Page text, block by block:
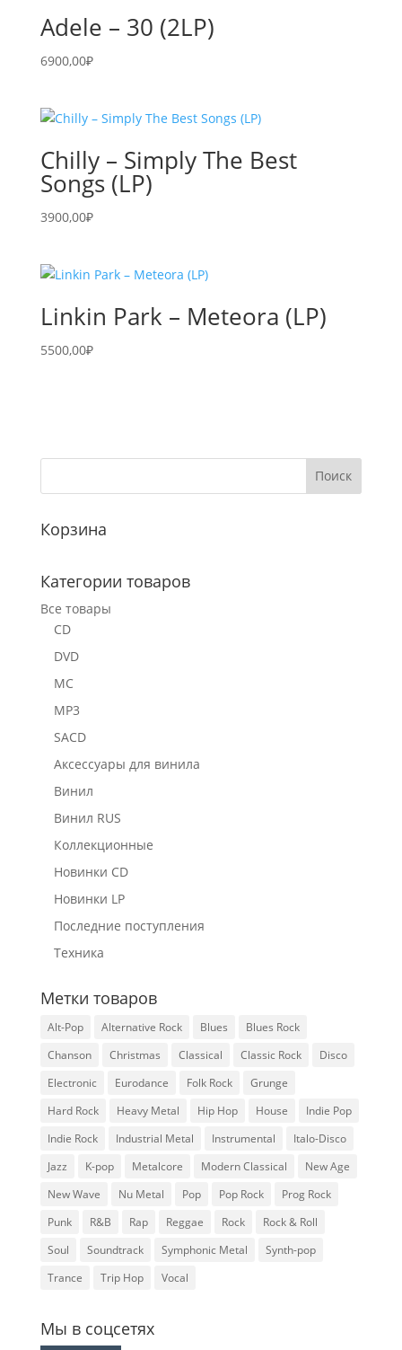
Adele – 30 (2LP)
6900,00₽
Chilly – Simply The Best
Songs (LP)
3900,00₽
Linkin Park – Meteora (LP)
5500,00₽
Корзина
Категории товаров
Все товары
CD
DVD
MC
MP3
SACD
Аксессуары для винила
Винил
Винил RUS
Коллекционные
Новинки CD
Новинки LP
Последние поступления
Техника
Метки товаров
Alt-Pop Alternative Rock Blues
Blues Rock
Chanson
Christmas Classical Classic Rock
Disco
Electronic
Eurodance Folk Rock
Grunge
Hard Rock
Heavy Metal Hip Hop House
Indie Pop
Indie Rock
Industrial Metal Instrumental
Italo-Disco
Jazz
K-pop Metalcore Modern Classical
New Age
New Wave
Nu Metal Pop Pop Rock
Prog Rock
Punk
R&B Rap Reggae Rock
Rock & Roll
Soul
Soundtrack Symphonic Metal
Synth-pop
Trance
Trip Hop Vocal
Мы в соцсетях